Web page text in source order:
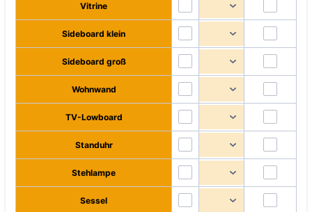
Vitrine
Sideboard klein
Sideboard groß
Wohnwand
TV-Lowboard
Standuhr
Stehlampe
Sessel